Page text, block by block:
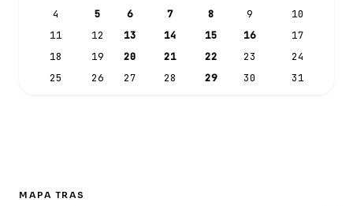
4
5 6 7 8 9
10
11
12 13 14 15 16
17
18
19 20 21 22 23
24
25
26 27 28 29 30 31
MAPA TRAS